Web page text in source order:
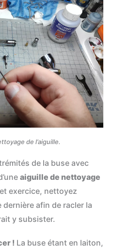
de l’aiguille.
de la buse avec
aiguille de nettoyage
exercice, nettoyez
afin de racler la
y subsister.
! La buse étant en laiton,